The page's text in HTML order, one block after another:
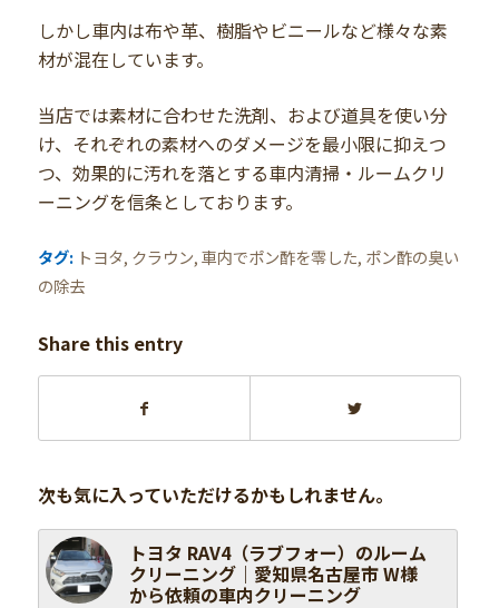
しかし車内は布や革、樹脂やビニールなど様々な素
材が混在しています。
当店では素材に合わせた洗剤、および道具を使い分
け、それぞれの素材へのダメージを最小限に抑えつ
つ、効果的に汚れを落とする車内清掃・ルームクリ
ーニングを信条としております。
タグ: トヨタ, クラウン,車内でポン酢を零した, ポン酢の臭い
の除去
Share this entry
次も気に入っていただけるかもしれません。
トヨタ RAV4（ラブフォー）のルーム
クリーニング｜愛知県名古屋市 W様
から依頼の車内クリーニング